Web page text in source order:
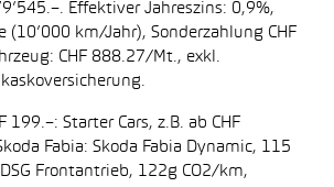
Effektiver Jahreszins: 0,9%,
(10’000 km/Jahr), Sonderzahlung CHF
CHF 888.27/Mt., exkl.
199.–: Starter Cars, z.B. ab CHF
Fabia: Skoda Fabia Dynamic, 115
Frontantrieb, 122g CO2/km,